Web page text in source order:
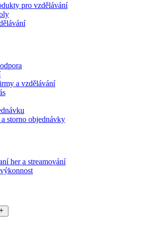
pro vzdělávání
a vzdělávání
storno objednávky
her a streamování